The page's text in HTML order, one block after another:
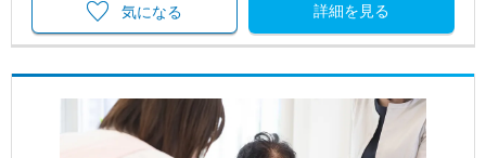
詳細を見る
気になる